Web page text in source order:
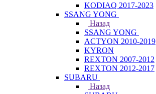
KODIAQ 2017-2023
SSANG YONG
Назад
SSANG YONG
ACTYON 2010-2019
KYRON
REXTON 2007-2012
REXTON 2012-2017
SUBARU
Назад